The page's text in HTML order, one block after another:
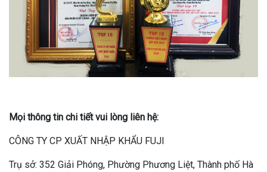
Mọi thông tin chi tiết vui lòng liên hệ:
CÔNG TY CP XUẤT NHẬP KHẨU FUJI
Trụ sở: 352 Giải Phóng, Phường Phương Liệt, Thành phố Hà